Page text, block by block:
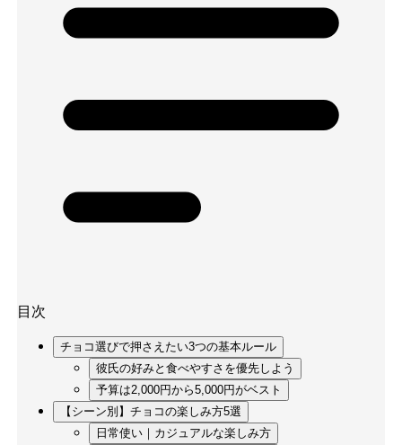
目次
チョコ選びで押さえたい3つの基本ルール
彼氏の好みと食べやすさを優先しよう
予算は2,000円から5,000円がベスト
【シーン別】チョコの楽しみ方5選
日常使い｜カジュアルな楽しみ方